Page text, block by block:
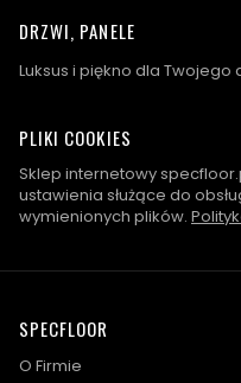
DRZWI, PANELE
Luksus i piękno dla Twojego
PLIKI COOKIES
Sklep internetowy
ustawienia służące do
wymienionych plików.
SPECFLOOR
O Firmie